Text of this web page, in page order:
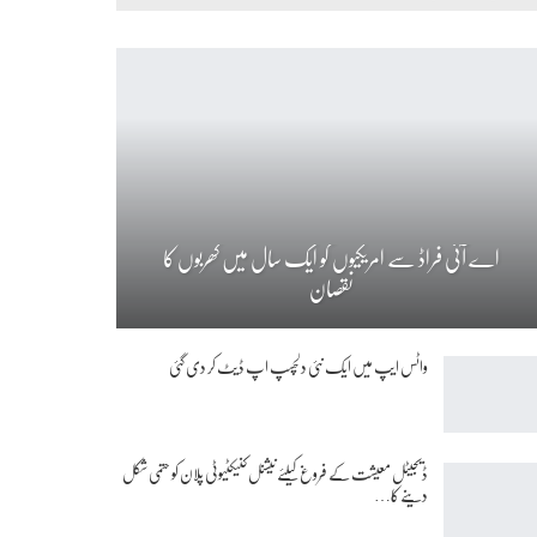
اے آئی فراڈ سے امریکیوں کو ایک سال میں کھربوں کا
نقصان
واٹس ایپ میں ایک نئی دلچسپ اپ ڈیٹ کر دی گئی
ڈیجیٹل معیشت کے فروغ کیلئے نیشنل کنیکٹیوٹی پلان کو حتمی شکل
دینے کا…